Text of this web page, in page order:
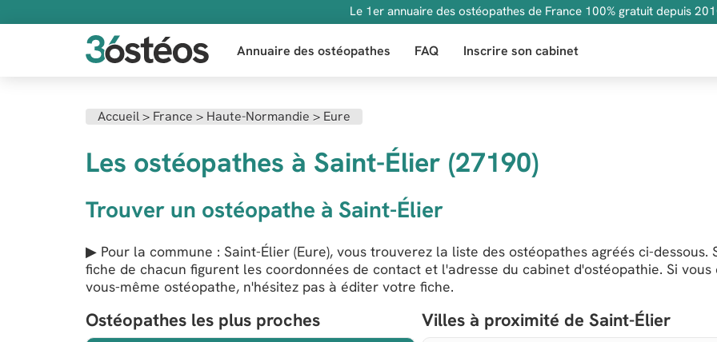
Le 1er annuaire des ostéopathes de France 100% gratuit depuis
Annuaire des ostéopathes FAQ Inscrire son cabinet
Accueil> France > Haute-Normandie > Eure
Les ostéopathes à Saint-Élier (27190)
Trouver un ostéopathe à Saint-Élier
▶ Pour la commune : Saint-Élier (Eure), vous trouverez la liste des ostéopathes agréés ci-dessous.
fiche de chacun figurent les coordonnées de contact et l'adresse du cabinet d'ostéopathie. Si vous
vous-même ostéopathe, n'hésitez pas à éditer votre fiche.
Ostéopathes les plus proches Villes à proximité de Saint-Élier